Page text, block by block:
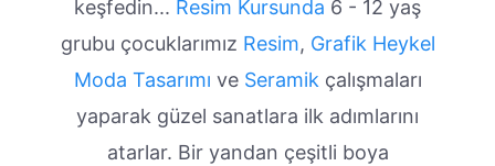
keşfedin... Resim Kursunda 6 - 12 yaş
grubu çocuklarımız Resim, Grafik Heykel
Moda Tasarımı veSeramikçalışmaları
yaparak güzel sanatlara ilk adımlarını
atarlar. Bir yandan çeşitli boya